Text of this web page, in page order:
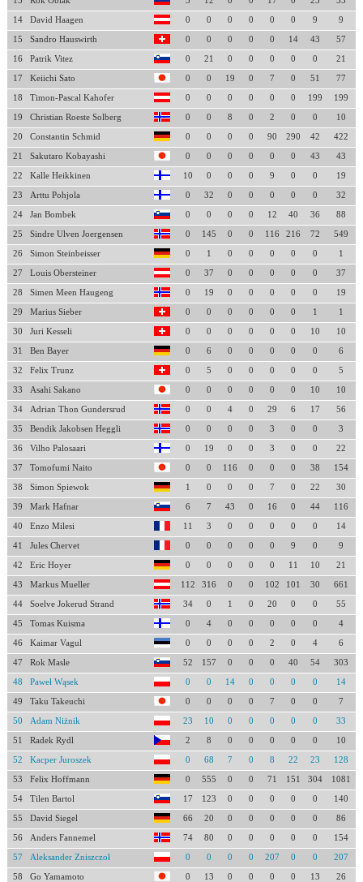
14 David Haagen 0 0 0 0 0 0 9 9
15 Sandro Hauswirth 0 0 0 0 0 14 43 57
16 Patrik Vitez 0 21 0 0 0 0 0 21
17 Keiichi Sato 0 0 19 0 7 0 51 77
18 Timon-Pascal Kahofer 0 0 0 0 0 0 199 199
19 Christian Roeste Solberg 0 0 8 0 2 0 0 10
20 Constantin Schmid 0 0 0 0 90 290 42 422
21 Sakutaro Kobayashi 0 0 0 0 0 0 43 43
22 Kalle Heikkinen 10 0 0 0 9 0 0 19
23 Arttu Pohjola 0 32 0 0 0 0 0 32
24 Jan Bombek 0 0 0 0 12 40 36 88
25 Sindre Ulven Joergensen 0 145 0 0 116 216 72 549
26 Simon Steinbeisser 0 1 0 0 0 0 0 1
27 Louis Obersteiner 0 37 0 0 0 0 0 37
28 Simen Meen Haugeng 0 19 0 0 0 0 0 19
29 Marius Sieber 0 0 0 0 0 0 1 1
30 Juri Kesseli 0 0 0 0 0 0 10 10
31 Ben Bayer 0 6 0 0 0 0 0 6
32 Felix Trunz 0 5 0 0 0 0 0 5
33 Asahi Sakano 0 0 0 0 0 0 10 10
34 Adrian Thon Gundersrud 0 0 4 0 29 6 17 56
35 Bendik Jakobsen Heggli 0 0 0 0 3 0 0 3
36 Vilho Palosaari 0 19 0 0 3 0 0 22
37 Tomofumi Naito 0 0 116 0 0 0 38 154
38 Simon Spiewok 1 0 0 0 7 0 22 30
39 Mark Hafnar 6 7 43 0 16 0 44 116
40 Enzo Milesi 11 3 0 0 0 0 0 14
41 Jules Chervet 0 0 0 0 0 9 0 9
42 Eric Hoyer 0 0 0 0 0 11 10 21
43 Markus Mueller 112 316 0 0 102 101 30 661
44 Soelve Jokerud Strand 34 0 1 0 20 0 0 55
45 Tomas Kuisma 0 4 0 0 0 0 0 4
46 Kaimar Vagul 0 0 0 0 2 0 4 6
47 Rok Masle 52 157 0 0 0 40 54 303
48 Paweł Wąsek 0 0 14 0 0 0 0 14
49 Taku Takeuchi 0 0 0 0 7 0 0 7
50 Adam Niżnik 23 10 0 0 0 0 0 33
51 Radek Rydl 2 8 0 0 0 0 0 10
52 Kacper Juroszek 0 68 7 0 8 22 23 128
53 Felix Hoffmann 0 555 0 0 71 151 304 1081
54 Tilen Bartol 17 123 0 0 0 0 0 140
55 David Siegel 66 20 0 0 0 0 0 86
56 Anders Fannemel 74 80 0 0 0 0 0 154
57 Aleksander Zniszczoł 0 0 0 0 207 0 0 207
58 Go Yamamoto 0 13 0 0 0 0 13 26